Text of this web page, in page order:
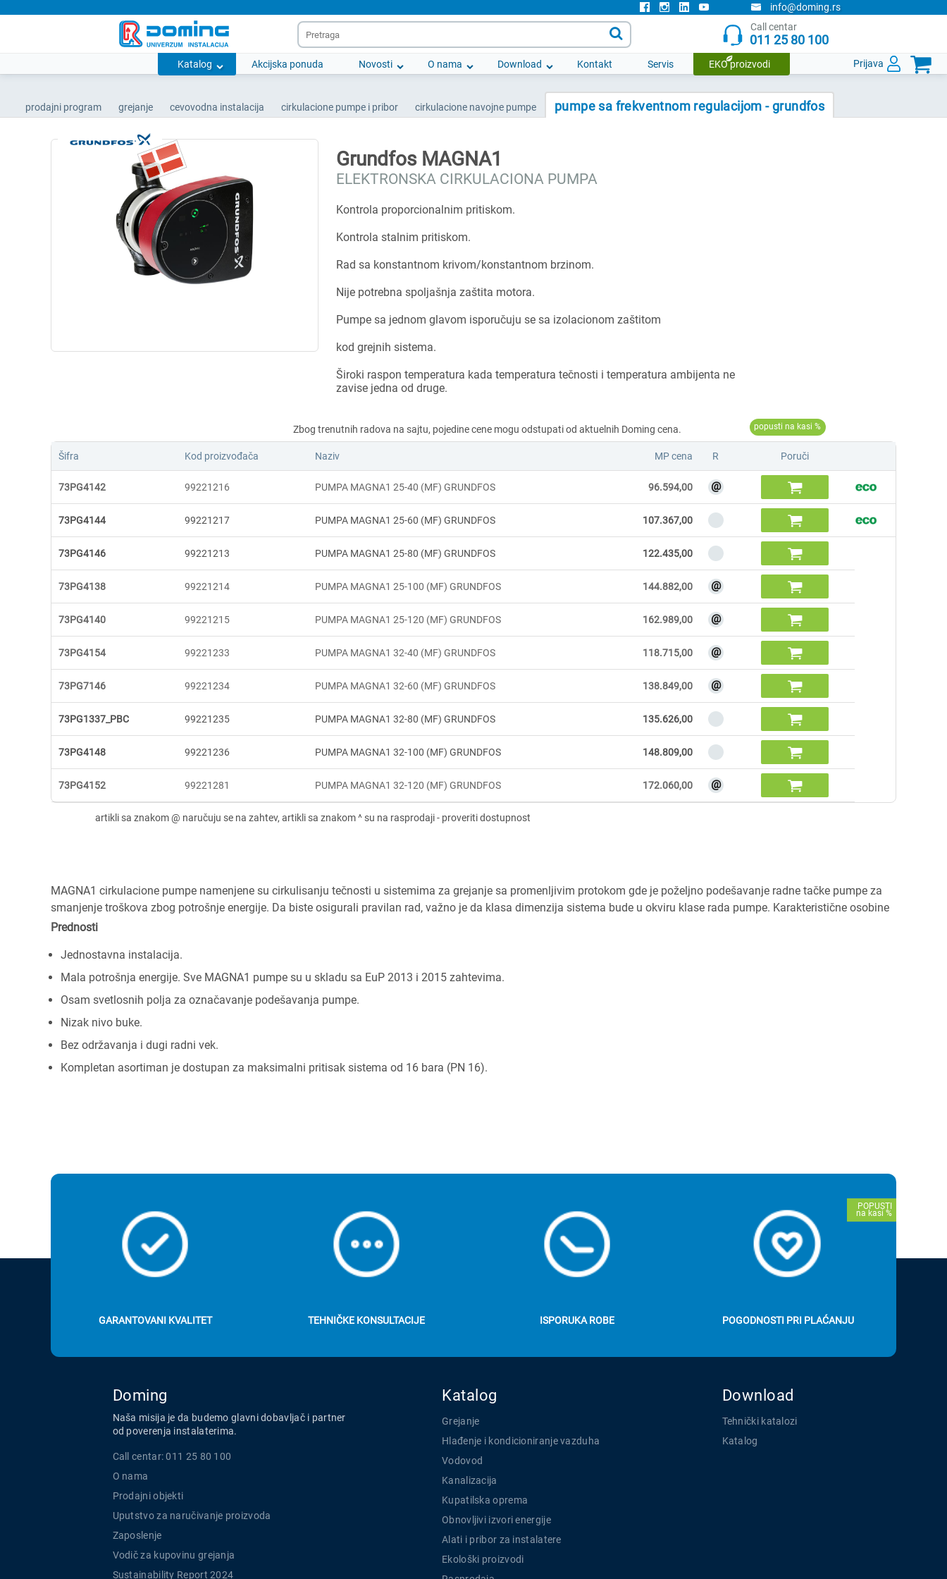
info@doming.rs
Call centar
011 25 80 100
Katalog Akcijska ponuda Novosti O nama Download Kontakt Servis EKO proizvodi Prijava 

prodajni program grejanje cevovodna instalacija cirkulacione pumpe i pribor cirkulacione navojne pumpe pumpe sa frekventnom regulacijom - grundfos
Grundfos MAGNA1
ELEKTRONSKA CIRKULACIONA PUMPA
Kontrola proporcionalnim pritiskom.
Kontrola stalnim pritiskom.
Rad sa konstantnom krivom/konstantnom brzinom.
Nije potrebna spoljašnja zaštita motora.
Pumpe sa jednom glavom isporučuju se sa izolacionom zaštitom
kod grejnih sistema.
Široki raspon temperatura kada temperatura tečnosti i temperatura ambijenta ne
zavise jedna od druge.
Šifra Kod proizvođača Naziv MP cena R Poruči
73PG4142 99221216 PUMPA MAGNA1 25-40 (MF) GRUNDFOS 96.594,00 @ 
73PG4144 99221217 PUMPA MAGNA1 25-60 (MF) GRUNDFOS 107.367,00 
73PG4146 99221213 PUMPA MAGNA1 25-80 (MF) GRUNDFOS 122.435,00 
73PG4138 99221214 PUMPA MAGNA1 25-100 (MF) GRUNDFOS 144.882,00 @ 
73PG4140 99221215 PUMPA MAGNA1 25-120 (MF) GRUNDFOS 162.989,00 @ 
73PG4154 99221233 PUMPA MAGNA1 32-40 (MF) GRUNDFOS 118.715,00 @ 
73PG7146 99221234 PUMPA MAGNA1 32-60 (MF) GRUNDFOS 138.849,00 @ 
73PG1337_PBC 99221235 PUMPA MAGNA1 32-80 (MF) GRUNDFOS 135.626,00 
73PG4148 99221236 PUMPA MAGNA1 32-100 (MF) GRUNDFOS 148.809,00 
73PG4152 99221281 PUMPA MAGNA1 32-120 (MF) GRUNDFOS 172.060,00 @ 
MAGNA1 cirkulacione pumpe namenjene su cirkulisanju tečnosti u sistemima za grejanje sa promenljivim protokom gde je poželjno podešavanje radne tačke pumpe za
smanjenje troškova zbog potrošnje energije. Da biste osigurali pravilan rad, važno je da klasa dimenzija sistema bude u okviru klase rada pumpe. Karakteristične osobine
Prednosti
Jednostavna instalacija.
Mala potrošnja energije. Sve MAGNA1 pumpe su u skladu sa EuP 2013 i 2015 zahtevima.
Osam svetlosnih polja za označavanje podešavanja pumpe.
Nizak nivo buke.
Bez održavanja i dugi radni vek.
Kompletan asortiman je dostupan za maksimalni pritisak sistema od 16 bara (PN 16).
GARANTOVANI KVALITET TEHNIČKE KONSULTACIJE ISPORUKA ROBE POGODNOSTI PRI PLAĆANJU
Doming
Naša misija je da budemo glavni dobavljač i partner
od poverenja instalaterima.
Call centar: 011 25 80 100
O nama
Prodajni objekti
Uputstvo za naručivanje proizvoda
Zaposlenje
Vodič za kupovinu grejanja
Sustainability Report 2024
Katalog
Grejanje
Hlađenje i kondicioniranje vazduha
Vodovod
Kanalizacija
Kupatilska oprema
Obnovljivi izvori energije
Alati i pribor za instalatere
Ekološki proizvodi
Download
Tehnički katalozi
Katalog